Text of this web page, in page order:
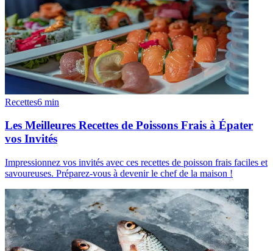
Recettes6 min
Les Meilleures Recettes de Poissons Frais à Épater
vos Invités
Impressionnez vos invités avec ces recettes de poisson frais faciles et
savoureuses. Préparez-vous à devenir le chef de la maison !